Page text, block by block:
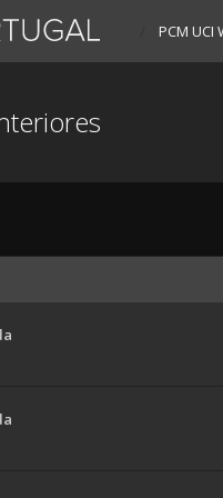
PCM UCI